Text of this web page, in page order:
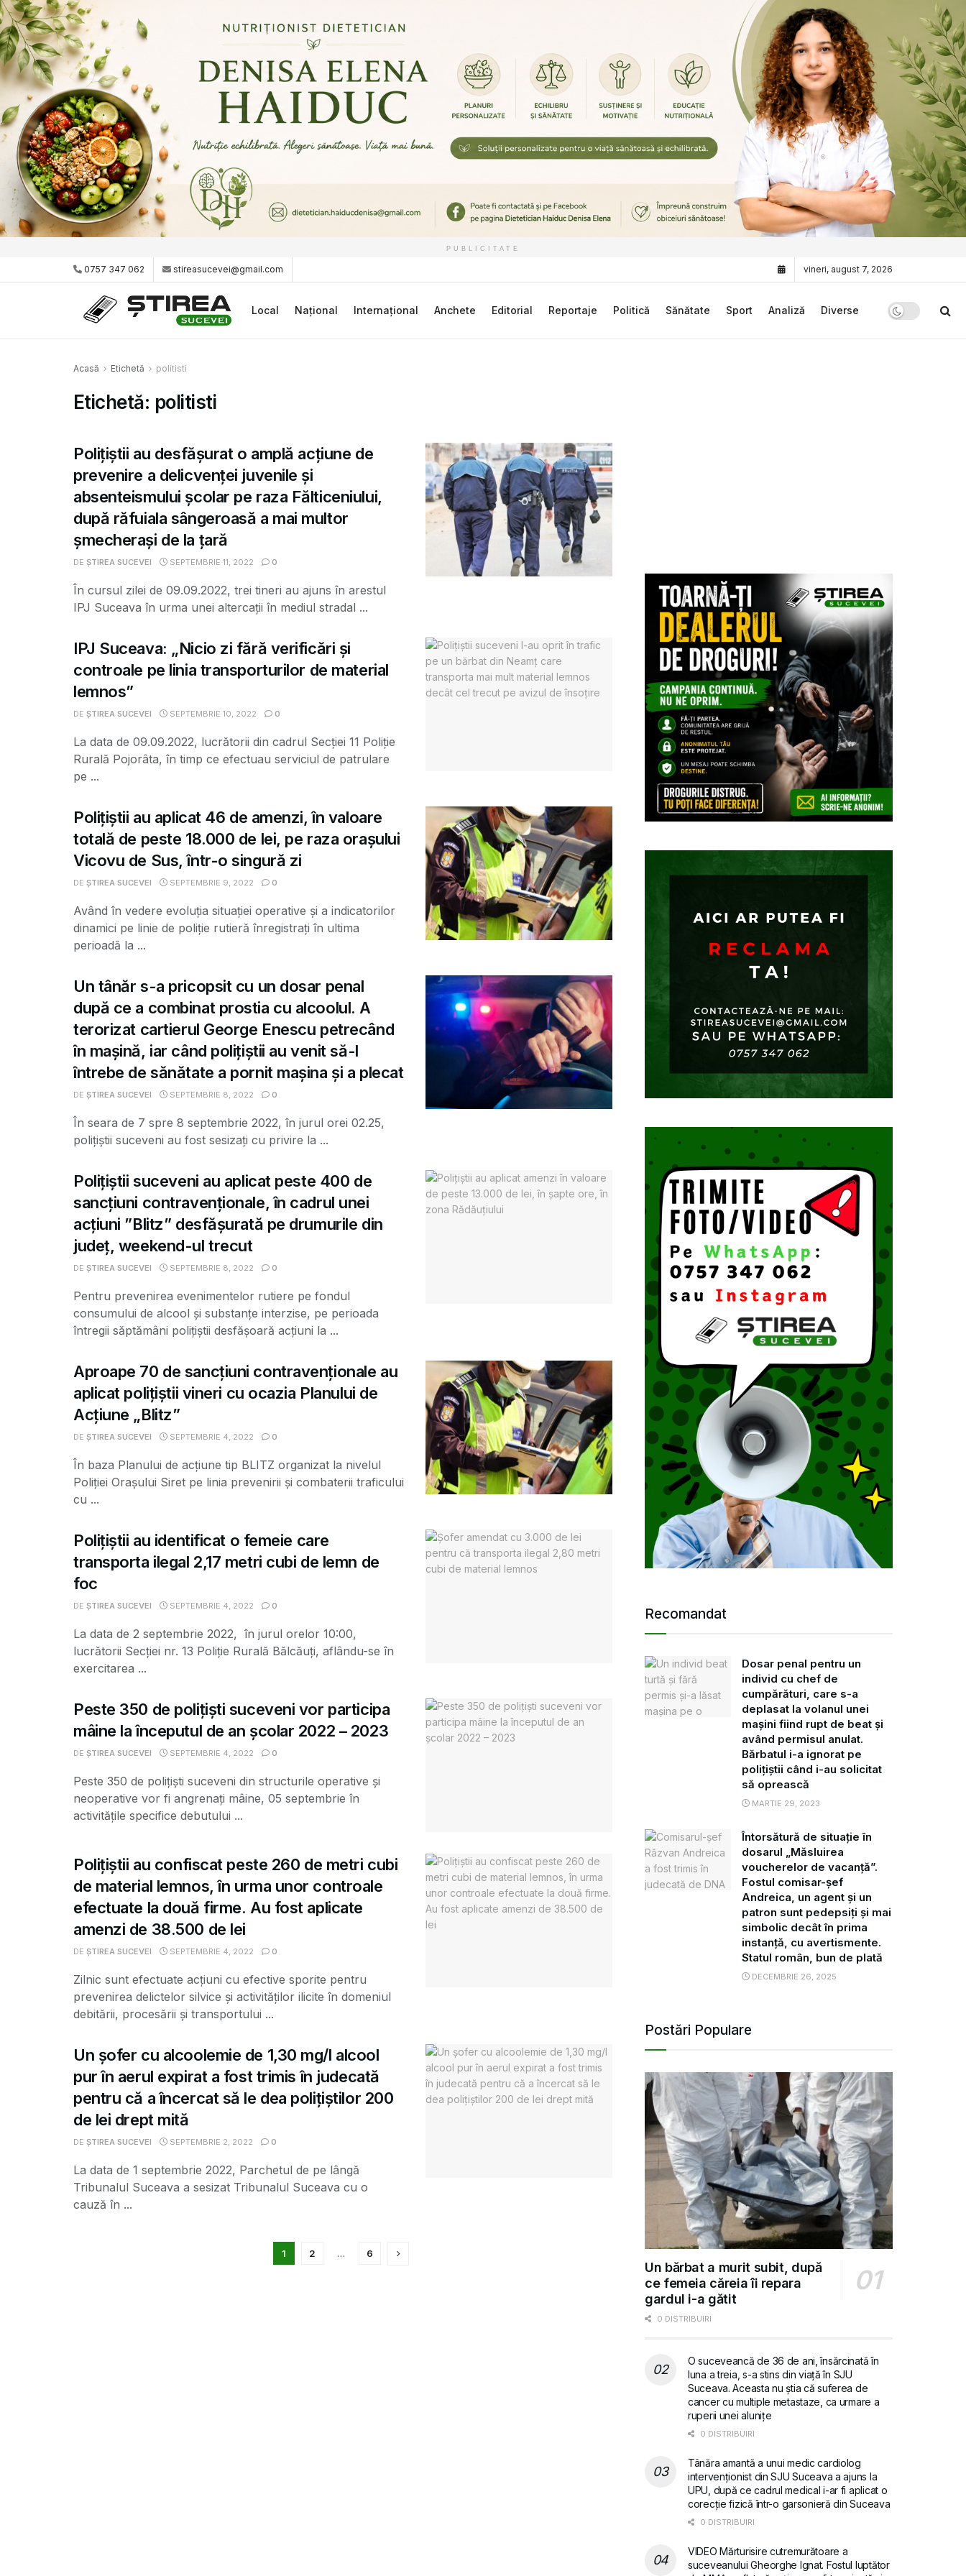
PUBLICITATE
0757 347 062 stireasucevei@gmail.com vineri, august 7, 2026
Local Național Internațional Anchete Editorial Reportaje Politică Sănătate Sport Analiză Diverse
Acasă Etichetă politisti
Etichetă: politisti
Polițiștii au desfășurat o amplă acțiune de
prevenire a delicvenței juvenile și
absenteismului școlar pe raza Fălticeniului,
după răfuiala sângeroasă a mai multor
șmecherași de la țară
DE ȘTIREA SUCEVEI SEPTEMBRIE 11, 2022 0
În cursul zilei de 09.09.2022, trei tineri au ajuns în arestul
IPJ Suceava în urma unei altercații în mediul stradal ...
IPJ Suceava: „Nicio zi fără verificări și
controale pe linia transporturilor de material
lemnos”
DE ȘTIREA SUCEVEI SEPTEMBRIE 10, 2022 0
La data de 09.09.2022, lucrătorii din cadrul Secției 11 Poliție
Rurală Pojorâta, în timp ce efectuau serviciul de patrulare
pe ...
Polițiștii au aplicat 46 de amenzi, în valoare
totală de peste 18.000 de lei, pe raza orașului
Vicovu de Sus, într-o singură zi
DE ȘTIREA SUCEVEI SEPTEMBRIE 9, 2022 0
Având în vedere evoluţia situaţiei operative şi a indicatorilor
dinamici pe linie de poliţie rutieră înregistraţi în ultima
perioadă la ...
Un tânăr s-a pricopsit cu un dosar penal
după ce a combinat prostia cu alcoolul. A
terorizat cartierul George Enescu petrecând
în mașină, iar când polițiștii au venit să-l
întrebe de sănătate a pornit mașina și a plecat
DE ȘTIREA SUCEVEI SEPTEMBRIE 8, 2022 0
În seara de 7 spre 8 septembrie 2022, în jurul orei 02.25,
polițiștii suceveni au fost sesizați cu privire la ...
Polițiștii suceveni au aplicat peste 400 de
sancțiuni contravenționale, în cadrul unei
acțiuni ”Blitz” desfășurată pe drumurile din
județ, weekend-ul trecut
DE ȘTIREA SUCEVEI SEPTEMBRIE 8, 2022 0
Pentru prevenirea evenimentelor rutiere pe fondul
consumului de alcool și substanțe interzise, pe perioada
întregii săptămâni polițiștii desfășoară acțiuni la ...
Aproape 70 de sancțiuni contravenționale au
aplicat polițiștii vineri cu ocazia Planului de
Acțiune „Blitz”
DE ȘTIREA SUCEVEI SEPTEMBRIE 4, 2022 0
În baza Planului de acțiune tip BLITZ organizat la nivelul
Poliției Orașului Siret pe linia prevenirii și combaterii traficului
cu ...
Polițiștii au identificat o femeie care
transporta ilegal 2,17 metri cubi de lemn de
foc
DE ȘTIREA SUCEVEI SEPTEMBRIE 4, 2022 0
La data de 2 septembrie 2022, în jurul orelor 10:00,
lucrătorii Secției nr. 13 Poliție Rurală Bălcăuți, aflându-se în
exercitarea ...
Peste 350 de polițiști suceveni vor participa
mâine la începutul de an școlar 2022 – 2023
DE ȘTIREA SUCEVEI SEPTEMBRIE 4, 2022 0
Peste 350 de polițiști suceveni din structurile operative și
neoperative vor fi angrenați mâine, 05 septembrie în
activitățile specifice debutului ...
Polițiștii au confiscat peste 260 de metri cubi
de material lemnos, în urma unor controale
efectuate la două firme. Au fost aplicate
amenzi de 38.500 de lei
DE ȘTIREA SUCEVEI SEPTEMBRIE 4, 2022 0
Zilnic sunt efectuate acțiuni cu efective sporite pentru
prevenirea delictelor silvice și activităților ilicite în domeniul
debitării, procesării și transportului ...
Un șofer cu alcoolemie de 1,30 mg/l alcool
pur în aerul expirat a fost trimis în judecată
pentru că a încercat să le dea polițiștilor 200
de lei drept mită
DE ȘTIREA SUCEVEI SEPTEMBRIE 2, 2022 0
La data de 1 septembrie 2022, Parchetul de pe lângă
Tribunalul Suceava a sesizat Tribunalul Suceava cu o
cauză în ...
1 2 … 6
Recomandat
Dosar penal pentru un
individ cu chef de
cumpărături, care s-a
deplasat la volanul unei
mașini fiind rupt de beat și
având permisul anulat.
Bărbatul i-a ignorat pe
polițiștii când i-au solicitat
să oprească
MARTIE 29, 2023
Întorsătură de situație în
dosarul „Măsluirea
voucherelor de vacanță”.
Fostul comisar-șef
Andreica, un agent și un
patron sunt pedepsiți și mai
simbolic decât în prima
instanță, cu avertismente.
Statul român, bun de plată
DECEMBRIE 26, 2025
Postări Populare
Un bărbat a murit subit, după
ce femeia căreia îi repara
gardul i-a gătit
0 DISTRIBUIRI
O suceveancă de 36 de ani, însărcinată în
luna a treia, s-a stins din viață în SJU
Suceava. Aceasta nu știa că suferea de
cancer cu multiple metastaze, ca urmare a
ruperii unei alunițe
0 DISTRIBUIRI
Tânăra amantă a unui medic cardiolog
intervenționist din SJU Suceava a ajuns la
UPU, după ce cadrul medical i-ar fi aplicat o
corecție fizică într-o garsonieră din Suceava
0 DISTRIBUIRI
VIDEO Mărturisire cutremurătoare a
suceveanului Gheorghe Ignat. Fostul luptător